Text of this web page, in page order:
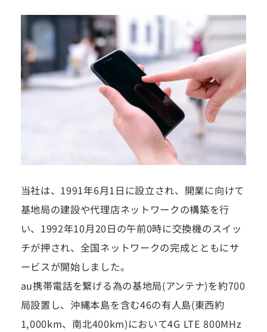
当社は、1991年6月1日に設立され、開業に向けて
基地局の建設や代理店ネットワークの構築を行
い、1992年10月20日の午前0時に交換機のスイッ
チが押され、全国ネットワークの完成とともにサ
ービスが開始しました。
au携帯電話を繋げる為の基地局(アンテナ)を約700
局設置し、沖縄本島を含む46の有人島(東西約
1,000km、南北400km)において4G LTE 800MHz